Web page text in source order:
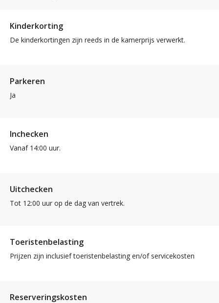
Kinderkorting
De kinderkortingen zijn reeds in de kamerprijs verwerkt.
Parkeren
Ja
Inchecken
Vanaf 14:00 uur.
Uitchecken
Tot 12:00 uur op de dag van vertrek.
Toeristenbelasting
Prijzen zijn inclusief toeristenbelasting en/of servicekosten
Reserveringskosten